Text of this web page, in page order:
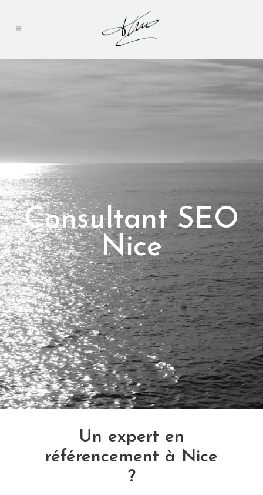
Consultant SEO
Nice
Un expert en
référencement à Nice
?